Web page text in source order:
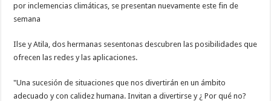
por inclemencias climáticas, se presentan nuevamente este fin de
semana
Ilse y Atila, dos hermanas sesentonas descubren las posibilidades que
ofrecen las redes y las aplicaciones.
"Una sucesión de situaciones que nos divertirán en un ámbito
adecuado y con calidez humana.Invitan a divertirse y ¿ Por qué no?